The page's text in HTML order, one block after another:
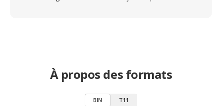
À propos des formats
BIN T11